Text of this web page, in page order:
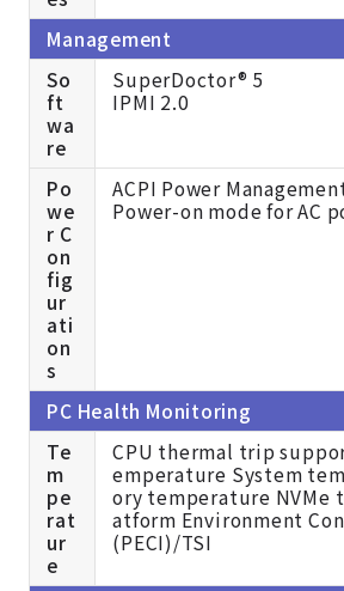
Management
So
ft
wa
re
SuperDoctor® 5
IPMI 2.0
Po
we
r C
on
fig
ur
ati
on
s
ACPI Power
Power-on mode for AC
PC Health Monitoring
Te
m
pe
rat
ur
e
CPU thermal trip
emperature System
ory temperature NVMe
atform Environment
(PECI)/TSI